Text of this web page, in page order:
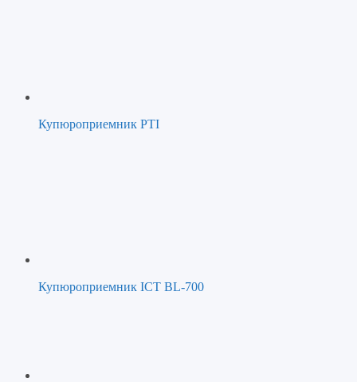
Купюроприемник PTI
Купюроприемник ICT BL-700